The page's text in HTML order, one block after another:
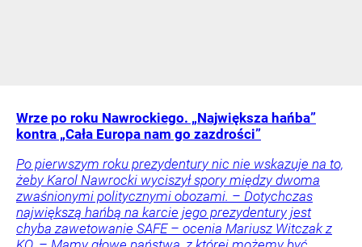
Wrze po roku Nawrockiego. „Największa hańba”
kontra „Cała Europa nam go zazdrości”
Po pierwszym roku prezydentury nic nie wskazuje na to,
żeby Karol Nawrocki wyciszył spory między dwoma
zwaśnionymi politycznymi obozami. – Dotychczas
największą hańbą na karcie jego prezydentury jest
chyba zawetowanie SAFE – ocenia Mariusz Witczak z